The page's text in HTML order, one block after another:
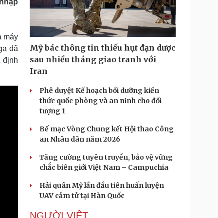
Doanh nghiệp 24h
Vì cộng đồng
Tin Công nghệ
Trải nghiệm
Chuyển đổi số
lịch
Tư vấn
in
Podcast
Câu chuyện thời sự
Cửa sổ tình yêu
Kể chuyện cho bé
Hạt giống tâm hồn
máy
đã
định
Mỹ bác thông tin thiếu hụt đạn dược
sau nhiều tháng giao tranh với
Iran
Phê duyệt Kế hoạch bồi dưỡng kiến
thức quốc phòng và an ninh cho đối
tượng 1
Bế mạc Vòng Chung kết Hội thao Công
an Nhân dân năm 2026
Tăng cường tuyên truyền, bảo vệ vững
chắc biên giới Việt Nam – Campuchia
Hải quân Mỹ lần đầu tiên huấn luyện
UAV cảm tử tại Hàn Quốc
NGƯỜI VIỆT